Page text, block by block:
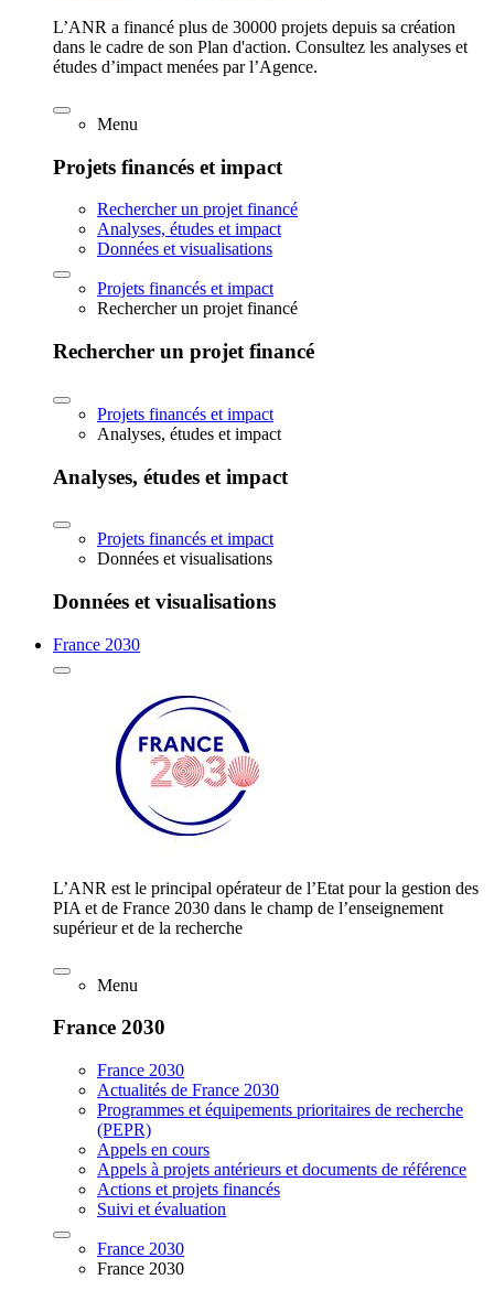
L’ANR a financé plus de 30000 projets depuis sa création
dans le cadre de son Plan d'action. Consultez les analyses et
études d’impact menées par l’Agence.
Menu
Projets financés et impact
Rechercher un projet financé
Analyses, études et impact
Données et visualisations
Projets financés et impact
Rechercher un projet financé
Rechercher un projet financé
Projets financés et impact
Analyses, études et impact
Analyses, études et impact
Projets financés et impact
Données et visualisations
Données et visualisations
France 2030
L’ANR est le principal opérateur de l’Etat pour la gestion des
PIA et de France 2030 dans le champ de l’enseignement
supérieur et de la recherche
Menu
France 2030
France 2030
Actualités de France 2030
Programmes et équipements prioritaires de recherche
(PEPR)
Appels en cours
Appels à projets antérieurs et documents de référence
Actions et projets financés
Suivi et évaluation
France 2030
France 2030